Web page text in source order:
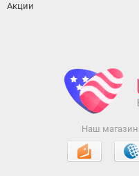
Акции
Наш магазин